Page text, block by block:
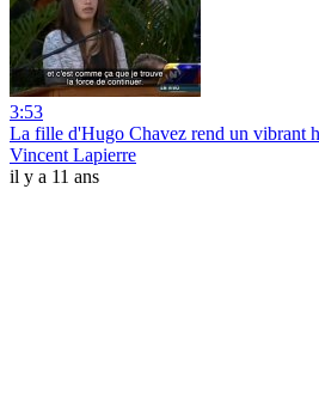
3:53
La fille d'Hugo Chavez rend un vibrant
Vincent Lapierre
il y a 11 ans